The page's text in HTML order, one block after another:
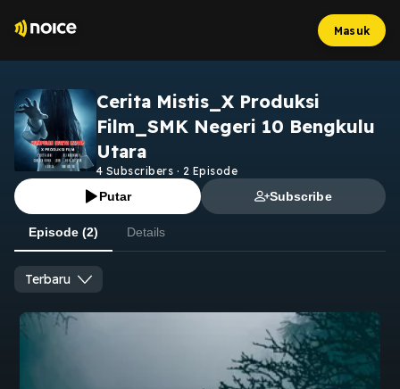
Masuk
Cerita Mistis_X Produksi
Film_SMK Negeri 10 Bengkulu
Utara
4 Subscribers · 2 Episode
Putar Subscribe
Episode (2) Details
Terbaru